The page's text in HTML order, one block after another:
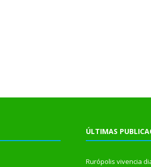
ÚLTIMAS
Rurópolis vivencia